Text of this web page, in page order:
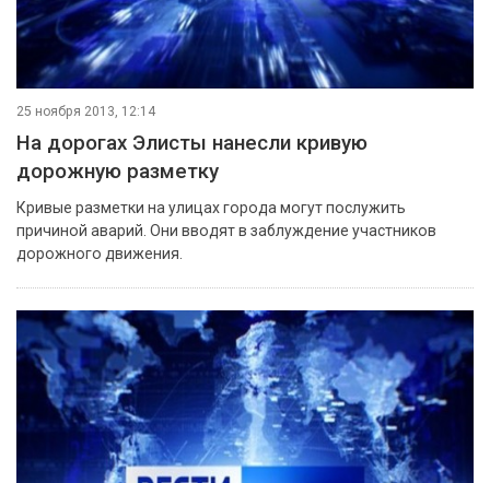
25 ноября 2013, 12:14
На дорогах Элисты нанесли кривую
дорожную разметку
Кривые разметки на улицах города могут послужить
причиной аварий. Они вводят в заблуждение участников
дорожного движения.